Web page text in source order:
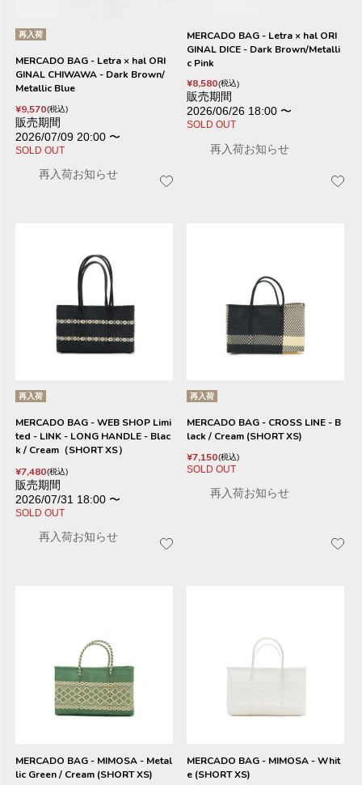
再入荷
MERCADO BAG - Letra × hal ORI
GINAL CHIWAWA - Dark Brown/
Metallic Blue
¥9,570 税込
販売期間
2026/07/09 20:00 〜
SOLD OUT
再入荷お知らせ
MERCADO BAG - Letra × hal ORI
GINAL DICE - Dark Brown/Metalli
c Pink
¥8,580 税込
販売期間
2026/06/26 18:00 〜
SOLD OUT
再入荷お知らせ
再入荷
MERCADO BAG - WEB SHOP Limi
ted - LINK - LONG HANDLE - Blac
k / Cream（SHORT XS）
¥7,480 税込
販売期間
2026/07/31 18:00 〜
SOLD OUT
再入荷お知らせ
再入荷
MERCADO BAG - CROSS LINE - B
lack / Cream (SHORT XS)
¥7,150 税込
SOLD OUT
再入荷お知らせ
MERCADO BAG - MIMOSA - Metal
lic Green / Cream (SHORT XS)
MERCADO BAG - MIMOSA - Whit
e (SHORT XS)